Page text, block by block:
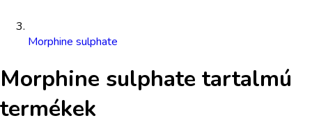
Morphine sulphate
Morphine sulphate tartalmú
termékek